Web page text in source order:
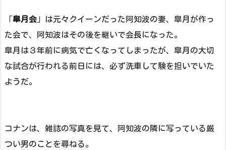
「皐月会」は元々クイーンだった阿知波の妻、皐月が作っ
た会で、阿知波はその後を継いで会長になった。
皐月は３年前に病気で亡くなってしまったが、皐月の大切
な試合が行われる前日には、必ず洗車して験を担いでいた
ようだ。
コナンは、雑誌の写真を見て、阿知波の隣に写っている厳
つい男のことを尋ねる。